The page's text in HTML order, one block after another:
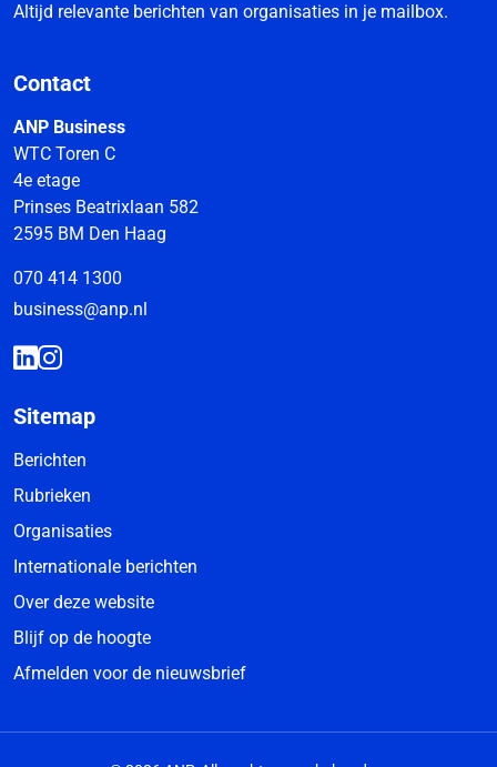
Altijd relevante berichten van organisaties in je mailbox.
Contact
ANP Business
WTC Toren C
4e etage
Prinses Beatrixlaan 582
2595 BM Den Haag
070 414 1300
business@anp.nl
Sitemap
Berichten
Rubrieken
Organisaties
Internationale berichten
Over deze website
Blijf op de hoogte
Afmelden voor de nieuwsbrief